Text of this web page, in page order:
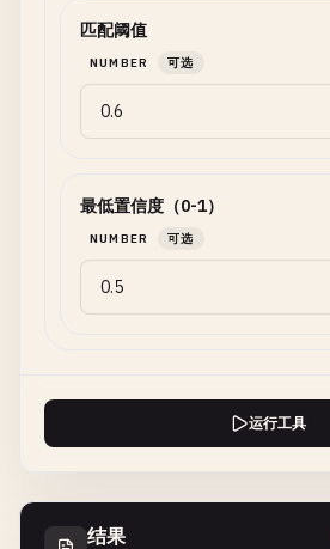
匹配阈值
NUMBER 可选
最低置信度（0-1）
NUMBER 可选
运行工具
结果